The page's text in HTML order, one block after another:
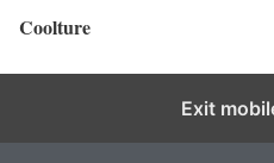
Coolture
Exit